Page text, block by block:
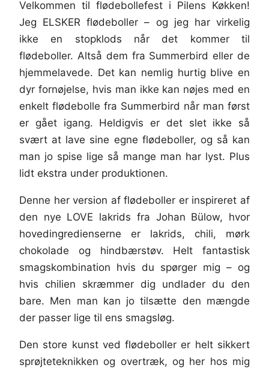
Velkommen til flødebollefest i Pilens Køkken!
Jeg ELSKER flødeboller – og jeg har virkelig
ikke en stopklods når det kommer til
flødeboller. Altså dem fra Summerbird eller de
hjemmelavede. Det kan nemlig hurtig blive en
dyr fornøjelse, hvis man ikke kan nøjes med en
enkelt flødebolle fra Summerbird når man først
er gået igang. Heldigvis er det slet ikke så
svært at lave sine egne flødeboller, og så kan
man jo spise lige så mange man har lyst. Plus
lidt ekstra under produktionen.
Denne her version af flødeboller er inspireret af
den nye LOVE lakrids fra Johan Bülow, hvor
hovedingredienserne er lakrids, chili, mørk
chokolade og hindbærstøv. Helt fantastisk
smagskombination hvis du spørger mig – og
hvis chilien skræmmer dig undlader du den
bare. Men man kan jo tilsætte den mængde
der passer lige til ens smagsløg.
Den store kunst ved flødeboller er helt sikkert
sprøjteteknikken og overtræk, og her hos mig